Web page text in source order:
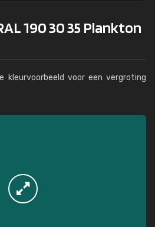
190 30 35 Plankton
kleurvoorbeeld voor een vergroting